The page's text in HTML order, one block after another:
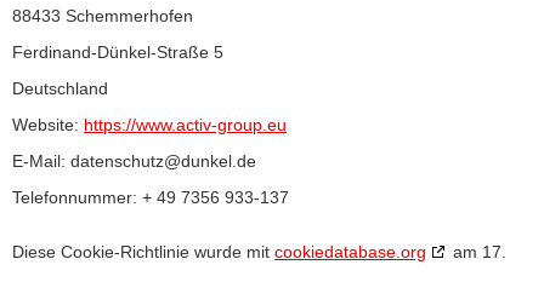
88433 Schemmerhofen
Ferdinand-Dünkel-Straße 5
Deutschland
Website: https://www.activ-group.eu
E-Mail: datenschutz@dunkel.de
Telefonnummer: + 49 7356 933-137
Diese Cookie-Richtlinie wurde mit cookiedatabase.org
am 17.